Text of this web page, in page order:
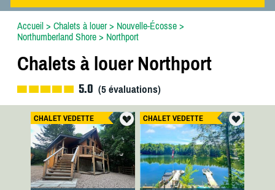
Accueil> Chalets à louer> Nouvelle-Écosse>
Northumberland Shore> Northport
Chalets à louer Northport
5.0 (5évaluations)
CHALET VEDETTE CHALET VEDETTE